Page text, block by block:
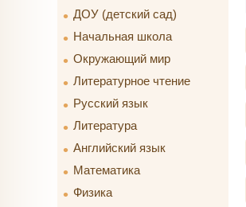
ДОУ (детский сад)
Начальная школа
Окружающий мир
Литературное чтение
Русский язык
Литература
Английский язык
Математика
Физика